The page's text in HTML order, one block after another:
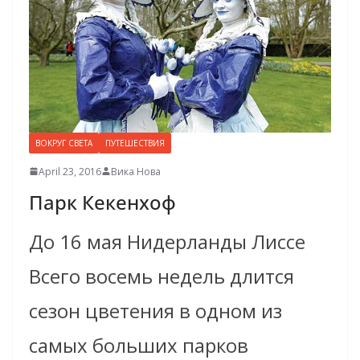
ВОКРУГ СВЕТА ПУТЕШЕСТВИЯ
April 23, 2016 Вика Нова
Парк Кекенхоф
До 16 мая Нидерланды Лиссе
Всего восемь недель длится
сезон цветения в одном из
самых больших парков